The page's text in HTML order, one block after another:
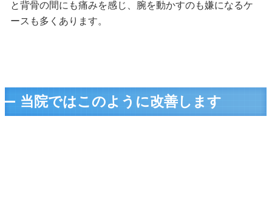
と背骨の間にも痛みを感じ、腕を動かすのも嫌になるケ
ースも多くあります。
当院ではこのように改善します